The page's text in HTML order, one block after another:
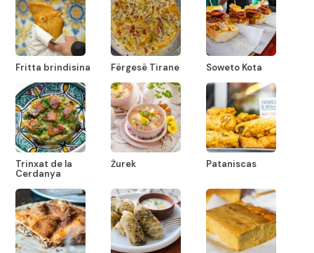
Fritta brindisina Fërgesë Tirane Soweto Kota
Trinxat de la
Cerdanya
Żurek Pataniscas